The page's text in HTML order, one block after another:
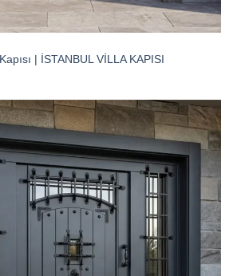
| İSTANBUL VİLLA KAPISI